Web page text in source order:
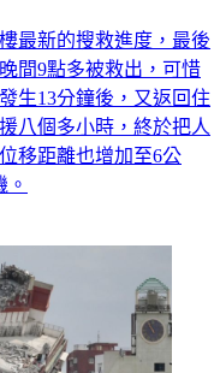
最新的搜救進度，最後
間9點多被救出，可惜
生13分鐘後，又返回住
八個多小時，終於把人
移距離也增加至6公